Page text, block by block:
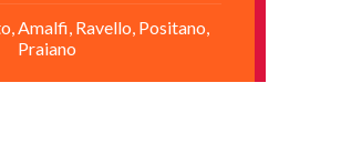
Amalfi, Ravello, Positano,
Praiano